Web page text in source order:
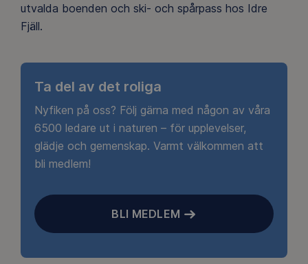
utvalda boenden och ski- och spårpass hos Idre
Fjäll.
Ta del av det roliga
Nyfiken på oss? Följ gärna med någon av våra
6500 ledare ut i naturen – för upplevelser,
glädje och gemenskap. Varmt välkommen att
bli medlem!
BLI MEDLEM